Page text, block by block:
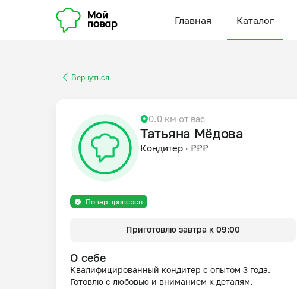
Главная Каталог
Вернуться
0.0 км от вас
Татьяна Мёдова
Кондитер · ₽₽₽
Повар проверен
Приготовлю завтра к 09:00
О себе
Квалифицированный кондитер с опытом 3 года.
Готовлю с любовью и вниманием к деталям.